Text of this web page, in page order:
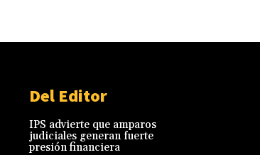
Del Editor
IPS advierte que amparos
judiciales generan fuerte
presión financiera